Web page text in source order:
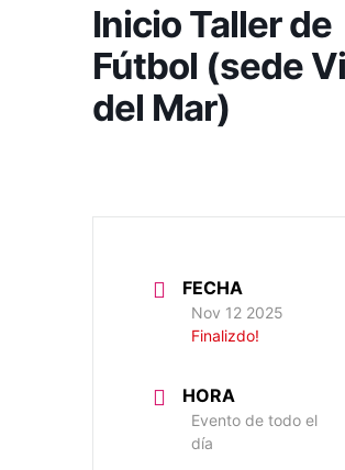
Inicio Taller de
Fútbol (sede
del Mar)
FECHA
Nov 12 2025
Finalizdo!
HORA
Evento de todo el
día